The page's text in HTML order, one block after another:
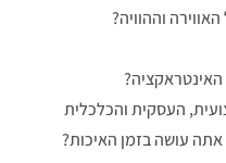
וההוויה?
העסקית והכלכלית
עושה בזמן האיכות?